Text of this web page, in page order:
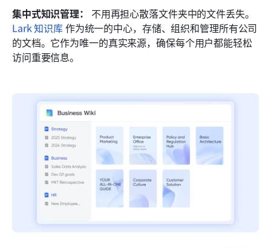
集中式知识管理：
不用再担心散落文件夹中的文件丢失。
Lark 知识库 作为统一的中心，存储、组织和管理所有公司
的文档。它作为唯一的真实来源，确保每个用户都能轻松
访问重要信息。